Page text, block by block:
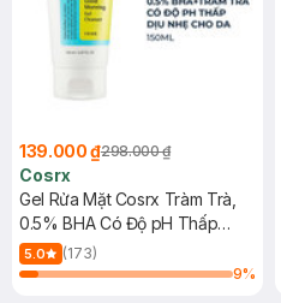
139.000 ₫298.000 ₫
Cosrx
Gel Rửa Mặt Cosrx Tràm Trà,
0.5% BHA Có Độ pH Thấp
150ml
5.0
(173)
9%